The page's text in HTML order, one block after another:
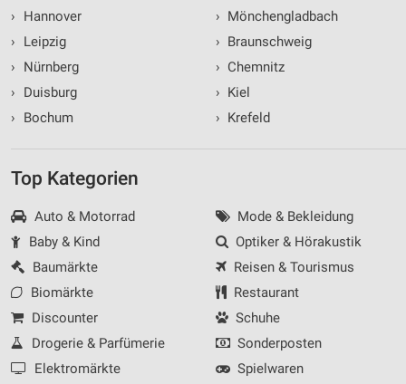
›
Hannover
›
Leipzig
›
Nürnberg
›
Duisburg
›
Bochum
› Mönchengladbach
› Braunschweig
› Chemnitz
› Kiel
› Krefeld
Top Kategorien
Auto & Motorrad
Baby & Kind
Baumärkte
Biomärkte
Discounter
Drogerie & Parfümerie
Elektromärkte
Mode & Bekleidung
Optiker & Hörakustik
Reisen & Tourismus
Restaurant
Schuhe
Sonderposten
Spielwaren